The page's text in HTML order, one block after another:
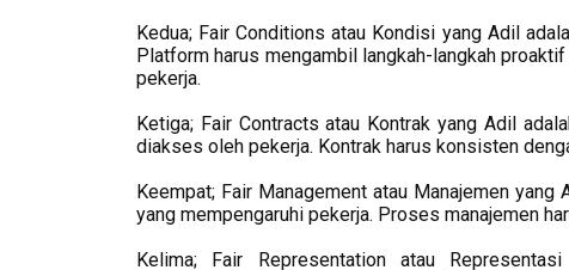
Kedua; Fair Conditions atau Kondisi yang Adil
Platform harus mengambil langkah-langkah
pekerja.
Ketiga; Fair Contracts atau Kontrak yang Adil
diakses oleh pekerja. Kontrak harus konsisten
Keempat; Fair Management atau Manajemen
yang mempengaruhi pekerja. Proses manajemen
Kelima; Fair Representation atau